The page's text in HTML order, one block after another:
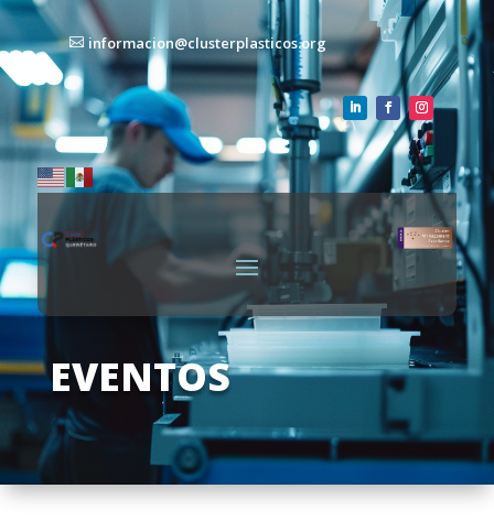
informacion@clusterplasticos.org
EVENTOS